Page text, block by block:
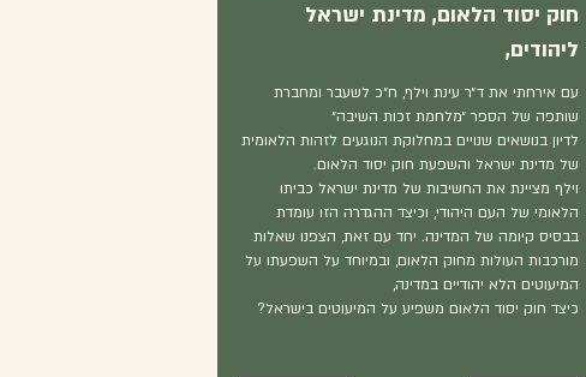
חוק יסוד הלאום, מדינת ישראל
ליהודים,
עם אירחתי את ד״ר עינת וילף, ח״כ לשעבר ומחברת
שותפה של הספר ״מלחמת זכות השיבה״
לדיון בנושאים שנויים במחלוקת הנוגעים לזהות הלאומית
של מדינת ישראל והשפעת חוק יסוד הלאום.
וילף מציינת את החשיבות של מדינת ישראל כביתו
הלאומי של העם היהודי, וכיצד ההגדרה הזו עומדת
בבסיס קיומה של המדינה. יחד עם זאת, הצפנו שאלות
מורכבות העולות מחוק הלאום, ובמיוחד על השפעתו על
המיעוטים הלא יהודיים במדינה,
כיצד חוק יסוד הלאום משפיע על המיעוטים בישראל?